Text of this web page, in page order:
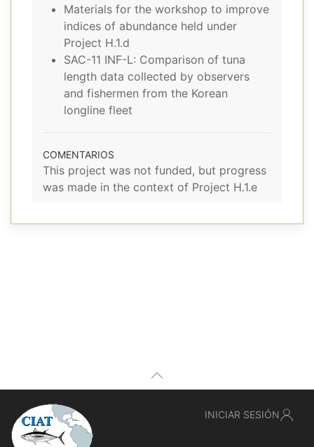
Materials for the workshop to improve
indices of abundance held under
Project H.1.d
SAC-11 INF-L: Comparison of tuna
length data collected by observers
and fishermen from the Korean
longline fleet
COMENTARIOS
This project was not funded, but progress
was made in the context of Project H.1.e
INICIAR SESIÓN